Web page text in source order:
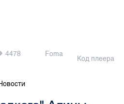
4478 Foma
Код плеера